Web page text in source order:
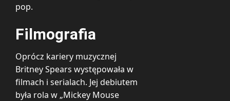
pop.
Filmografia
Oprócz kariery muzycznej
Britney Spears występowała w
filmach i serialach. Jej debiutem
była rola w „Mickey Mouse